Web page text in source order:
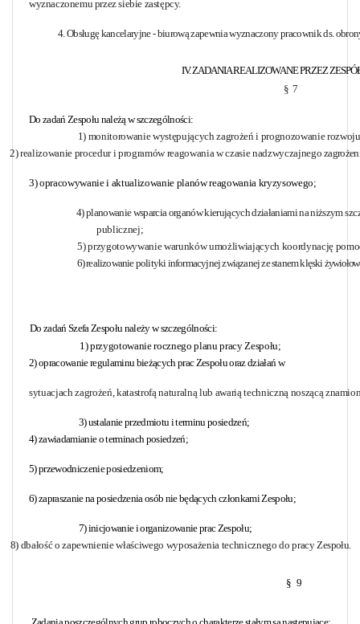
wyznaczonemu przez siebie zastępcy.
4. Obsługę kancelaryjne - biurową zapewnia wyznaczony pracownik ds.
IV. ZADANIA REALIZOWANE PRZEZ
§ 7
Do zadań Zespołu należą w szczególności:
1) monitorowanie występujących zagrożeń i prognozowanie
2) realizowanie procedur i programów reagowania w czasie nadzwyczajnego
3) opracowywanie i aktualizowanie planów reagowania kryzysowego;
4) planowanie wsparcia organów kierujących działaniami na niższym
publicznej;
5) przygotowywanie warunków umożliwiających koordynację
6) realizowanie polityki informacyjnej związanej ze stanem klęski
Do zadań Szefa Zespołu należy w szczególności:
1) przygotowanie rocznego planu pracy Zespołu;
2) opracowanie regulaminu bieżących prac Zespołu oraz działań w
sytuacjach zagrożeń, katastrofą naturalną lub awarią techniczną noszącą
3) ustalanie przedmiotu i terminu posiedzeń;
4) zawiadamianie o terminach posiedzeń;
5) przewodniczenie posiedzeniom;
6) zapraszanie na posiedzenia osób nie będących członkami Zespołu;
7) inicjowanie i organizowanie prac Zespołu;
8) dbałość o zapewnienie właściwego wyposażenia technicznego do pracy Zespołu.
§ 9